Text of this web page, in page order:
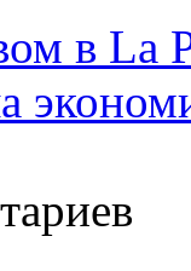
в La